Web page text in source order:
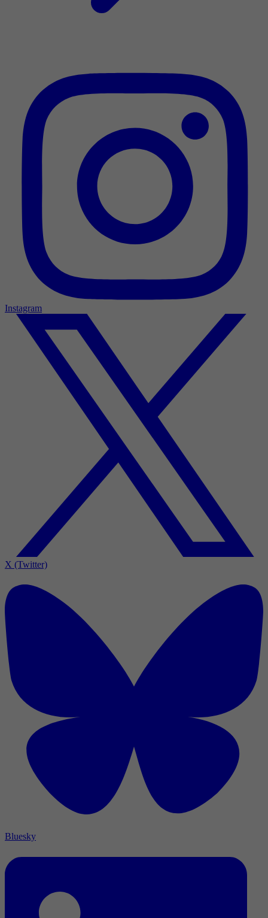
Instagram
X (Twitter)
Bluesky